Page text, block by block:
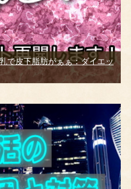
で皮下脂肪がぁぁ：ダイエッ